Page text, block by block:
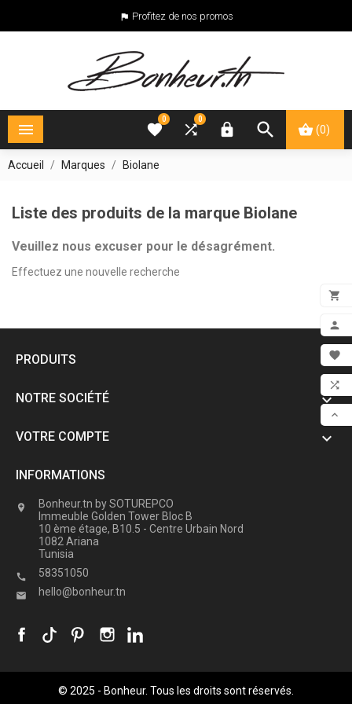





 Profitez de nos promos
 (0)


0

0
Accueil Marques Biolane
Liste des produits de la marque Biolane
Veuillez nous excuser pour le désagrément.
Effectuez une nouvelle recherche
PRODUITS 
NOTRE SOCIÉTÉ 
VOTRE COMPTE 
INFORMATIONS

Bonheur.tn by SOTUREPCO
Immeuble Golden Tower Bloc B
10 ème étage, B10.5 - Centre Urbain Nord
1082 Ariana
Tunisia
 58351050
 hello@bonheur.tn
© 2025 - Bonheur. Tous les droits sont réservés.